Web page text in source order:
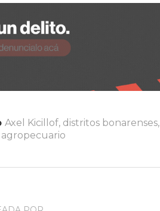
Axel Kicillof, distritos bonarenses,